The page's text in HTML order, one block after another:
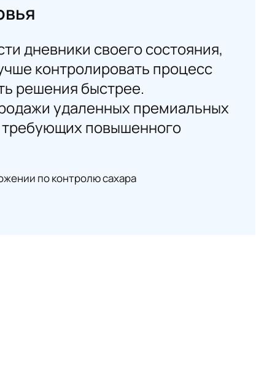
дневники своего состояния,
контролировать процесс
решения быстрее.
удаленных премиальных
требующих повышенного
по контролю сахара